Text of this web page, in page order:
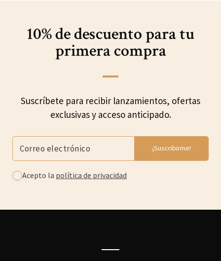
10% de descuento paratu
primera compra
Suscríbete para recibir lanzamientos, ofertas
exclusivas y acceso anticipado.
Acepto la política de privacidad